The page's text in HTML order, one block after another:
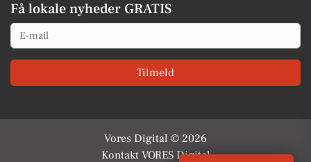
Få lokale nyheder GRATIS
Email
Tilmeld
Vores Digital © 2026
Kontakt VORES Digital